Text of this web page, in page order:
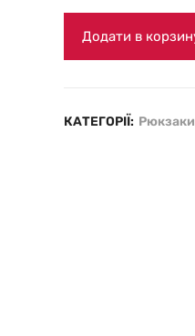
Додати в
КАТЕГОРІЇ: Рюкзаки